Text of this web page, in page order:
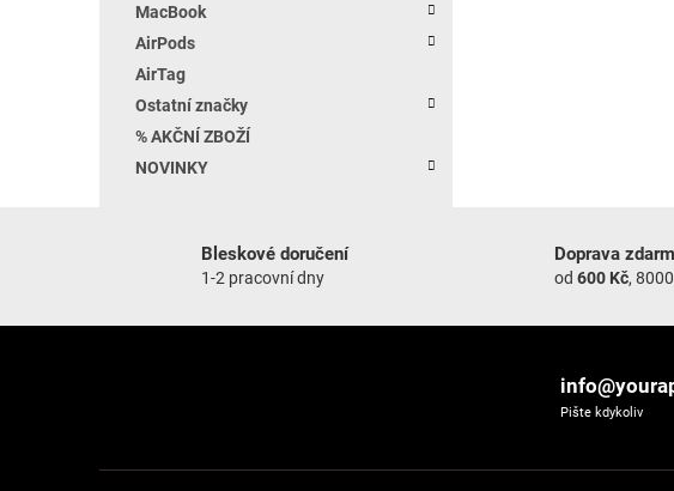
MacBook
AirPods
AirTag
Ostatní značky
% AKČNÍ ZBOŽÍ
NOVINKY
Bleskové doručení
1-2 pracovní dny
Doprava
od 600 Kč,
Pište kdykoliv